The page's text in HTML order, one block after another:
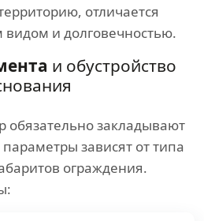
отличается
и долговечностью.
и обустройство
обязательно закладывают
зависят от типа
ограждения.